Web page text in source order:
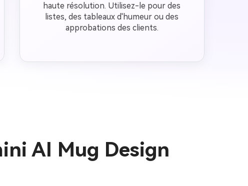
haute résolution. Utilisez-le pour des
listes, des tableaux d'humeur ou des
approbations des clients.
AI Mug Design